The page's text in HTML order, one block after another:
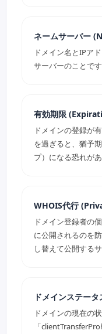
ネームサーバー
ドメイン名とIPア
サーバーのことです
有効期限
ドメインの登録が
を過ぎると、猶予
プ）になる恐れがあ
WHOIS代行
ドメイン登録者の
に公開されるのを
し替えて公開するサ
ドメインステー
ドメインの現在の
「